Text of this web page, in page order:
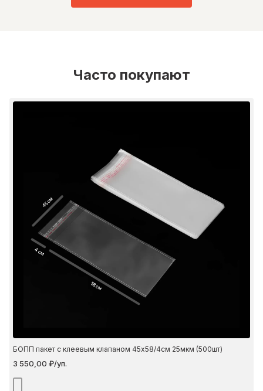
Часто покупают
45 см
4 см
58 см
БОПП пакет с клеевым клапаном 45х58/4см 25мкм (500шт)
3 550,00 ₽/уп.